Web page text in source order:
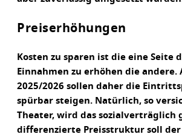
Preiserhöhungen
Kosten zu sparen ist die eine Seite
Einnahmen zu erhöhen die andere.
2025/2026 sollen daher die
spürbar steigen. Natürlich, so
Theater, wird das sozialverträglich
differenzierte Preisstruktur soll der